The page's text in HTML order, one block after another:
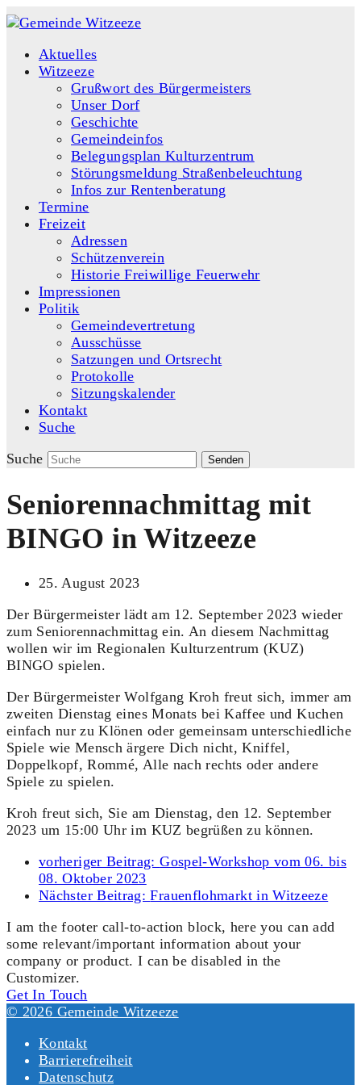
Aktuelles
Witzeeze
Grußwort des Bürgermeisters
Unser Dorf
Geschichte
Gemeindeinfos
Belegungsplan Kulturzentrum
Störungsmeldung Straßenbeleuchtung
Infos zur Rentenberatung
Termine
Freizeit
Adressen
Schützenverein
Historie Freiwillige Feuerwehr
Impressionen
Politik
Gemeindevertretung
Ausschüsse
Satzungen und Ortsrecht
Protokolle
Sitzungskalender
Kontakt
Suche
Suche
Senden
Seniorennachmittag mit
BINGO in Witzeeze
25. August 2023
Der Bürgermeister lädt am 12. September 2023 wieder
zum Seniorennachmittag ein. An diesem Nachmittag
wollen wir im Regionalen Kulturzentrum (KUZ)
BINGO spielen.
Der Bürgermeister Wolfgang Kroh freut sich, immer am
zweiten Dienstag eines Monats bei Kaffee und Kuchen
einfach nur zu Klönen oder gemeinsam unterschiedliche
Spiele wie Mensch ärgere Dich nicht, Kniffel,
Doppelkopf, Rommé, Alle nach rechts oder andere
Spiele zu spielen.
Kroh freut sich, Sie am Dienstag, den 12. September
2023 um 15:00 Uhr im KUZ begrüßen zu können.
vorheriger Beitrag:Gospel-Workshop vom 06. bis
08. Oktober 2023
Nächster Beitrag:Frauenflohmarkt in Witzeeze
I am the footer call-to-action block, here you can add
some relevant/important information about your
company or product. I can be disabled in the
Customizer.
Get In Touch
© 2026 Gemeinde Witzeeze
Kontakt
Barrierefreiheit
Datenschutz